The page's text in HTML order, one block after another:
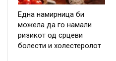
Една намирница би
можела да го намали
ризикот од срцеви
болести и холестеролот